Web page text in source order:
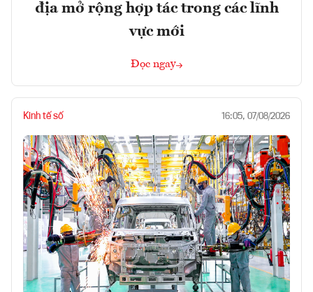
địa mở rộng hợp tác trong các lĩnh
vực mới
Đọc ngay
Kinh tế số 16:05, 07/08/2026